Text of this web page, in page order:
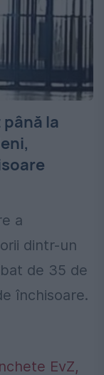
la
a
dintr-un
de 35 de
închisoare.